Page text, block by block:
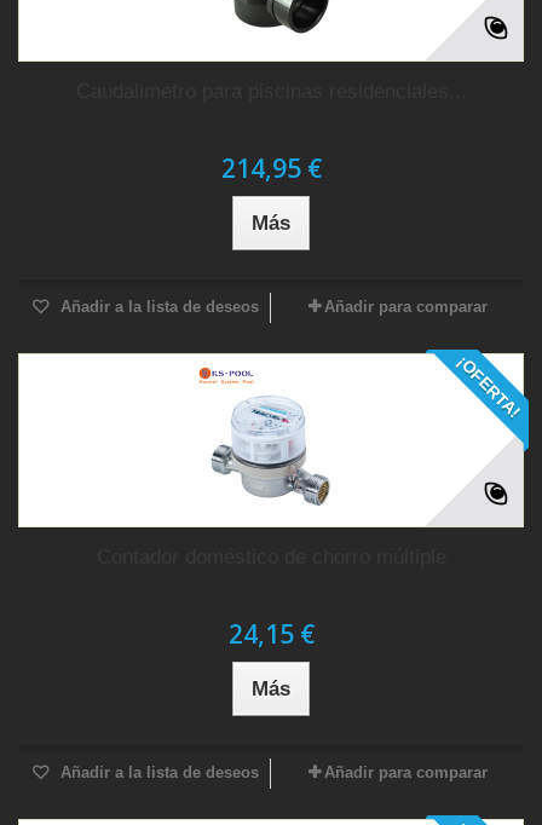
214,95 €
Más
Añadir a la lista de deseos Añadir para comparar
¡OFERTA!
24,15 €
Más
Añadir a la lista de deseos Añadir para comparar